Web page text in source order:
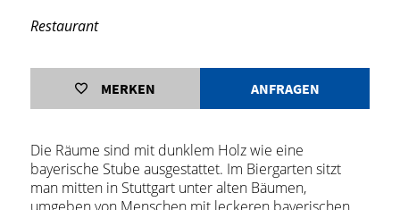
Restaurant
MERKEN ANFRAGEN
Die Räume sind mit dunklem Holz wie eine
bayerische Stube ausgestattet. Im Biergarten sitzt
man mitten in Stuttgart unter alten Bäumen,